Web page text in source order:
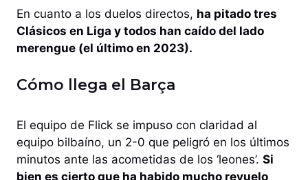
En cuanto a los duelos directos, ha pitado tres
Clásicos en Liga y todos han caído del lado
merengue (el último en 2023).
Cómo llega el Barça
El equipo de Flick se impuso con claridad al
equipo bilbaíno, un 2-0 que peligró en los últimos
minutos ante las acometidas de los ‘leones’. Si
bien es cierto que ha habido mucho revuelo